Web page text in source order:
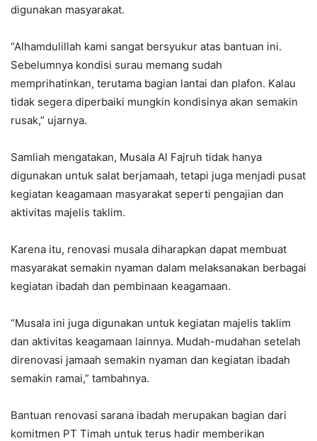
digunakan masyarakat.
“Alhamdulillah kami sangat bersyukur atas bantuan ini.
Sebelumnya kondisi surau memang sudah
memprihatinkan, terutama bagian lantai dan plafon. Kalau
tidak segera diperbaiki mungkin kondisinya akan semakin
rusak,” ujarnya.
Samliah mengatakan, Musala Al Fajruh tidak hanya
digunakan untuk salat berjamaah, tetapi juga menjadi pusat
kegiatan keagamaan masyarakat seperti pengajian dan
aktivitas majelis taklim.
Karena itu, renovasi musala diharapkan dapat membuat
masyarakat semakin nyaman dalam melaksanakan berbagai
kegiatan ibadah dan pembinaan keagamaan.
“Musala ini juga digunakan untuk kegiatan majelis taklim
dan aktivitas keagamaan lainnya. Mudah-mudahan setelah
direnovasi jamaah semakin nyaman dan kegiatan ibadah
semakin ramai,” tambahnya.
Bantuan renovasi sarana ibadah merupakan bagian dari
komitmen PT Timah untuk terus hadir memberikan